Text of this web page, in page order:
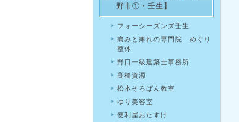
野市①・壬生】
フォーシーズンズ壬生
痛みと痺れの専門院 めぐり
整体
野口一級建築士事務所
髙橋資源
松本そろばん教室
ゆり美容室
便利屋おたすけ